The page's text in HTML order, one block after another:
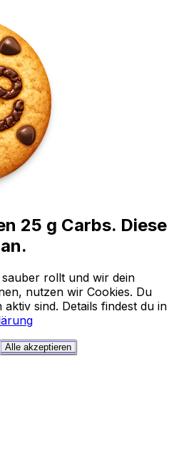
25 g Carbs. Diese
rollt und wir dein
nutzen wir Cookies. Du
sind. Details findest du in
Alle akzeptieren